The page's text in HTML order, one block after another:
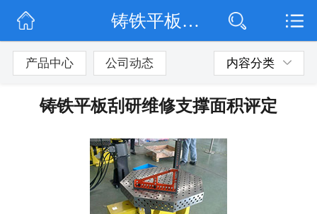
网站首页
公司简介
联系我们
铸铁平板刮研维修支撑面积评定
产品中心 公司动态 内容分类
铸铁平板刮研维修支撑面积评定